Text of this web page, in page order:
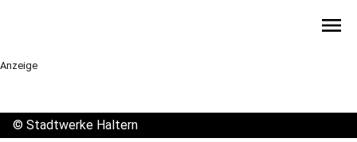
menu
Anzeige
© Stadtwerke Haltern